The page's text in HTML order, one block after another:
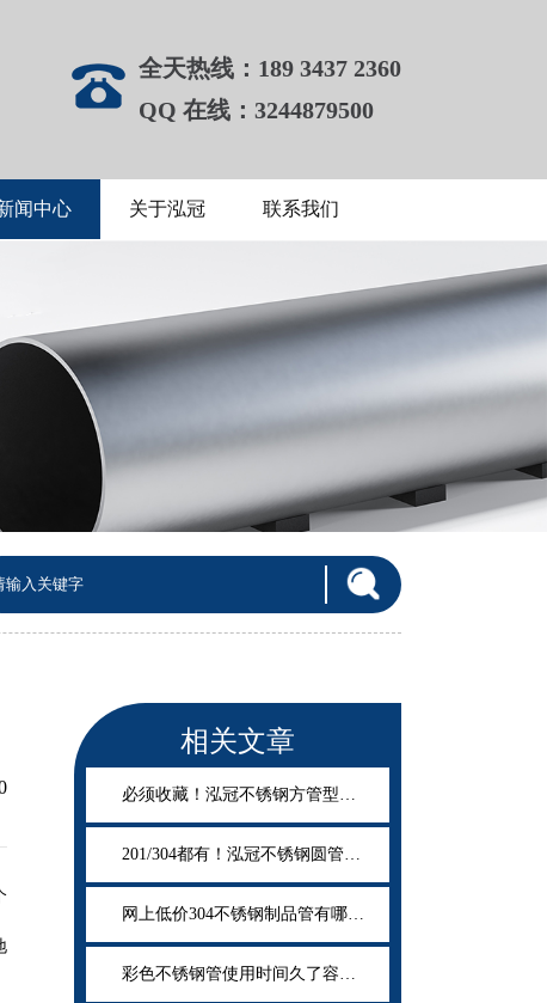
全天热线：189 3437 2360
QQ 在线：3244879500
闻中心 关于泓冠 联系我们
相关文章
必须收藏！泓冠不锈钢方管型号规格表大全
201/304都有！泓冠不锈钢圆管型号规格表大全
网上低价304不锈钢制品管有哪些猫腻？
彩色不锈钢管使用时间久了容易褪色吗？